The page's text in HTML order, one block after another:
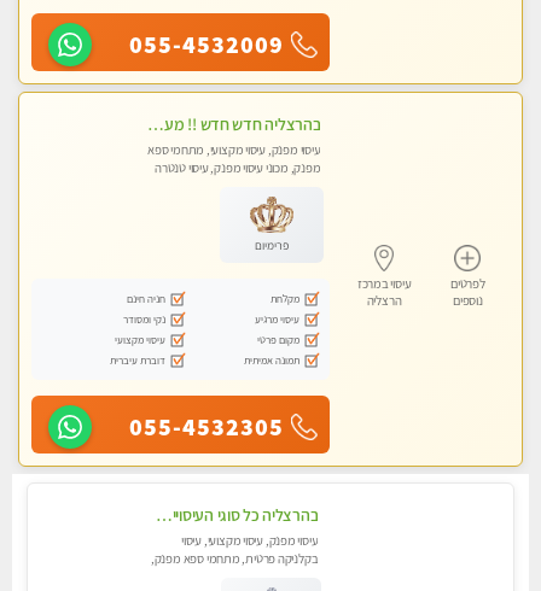
055-4532009
לפרטים
נוספים
עיסוי במרכז
הרצליה
בהרצליה חדש חדש !! מעסה מקצועית צעירה ואיכותית פרטי!!!
עיסוי מפנק, עיסוי מקצועי, מתחמי ספא
מפנק, מכוני עיסוי מפנק, עיסוי טנטרה
פרימיום
מקלחת
חניה חינם
עיסוי מרגיע
נקי ומסודר
מקום פרטי
עיסוי מקצועי
תמונה אמיתית
דוברת עיברית
055-4532305
בהרצליה כל סוגי העיסויים מעסה מקצועית ואיכותית פרטי!!!
עיסוי מפנק, עיסוי מקצועי, עיסוי
בקלניקה פרטית, מתחמי ספא מפנק,